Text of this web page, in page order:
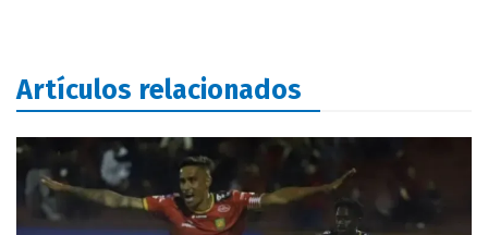
Artículos relacionados